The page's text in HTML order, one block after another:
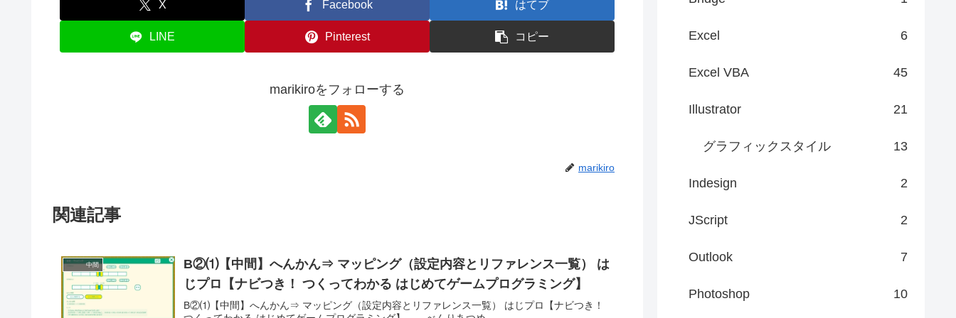
X Facebook はてブ
LINE Pinterest コピー
marikiroをフォローする
marikiro
関連記事
中間
B②⑴【中間】へんかん⇒ マッピング（設定内容とリファレンス一覧） は
じプロ【ナビつき！ つくってわかる はじめてゲームプログラミング】
B②⑴【中間】へんかん⇒ マッピング（設定内容とリファレンス一覧） はじプロ【ナビつき！
Excel 6
Excel VBA 45
Illustrator 21
グラフィックスタイル 13
Indesign 2
JScript 2
Outlook 7
Photoshop 10